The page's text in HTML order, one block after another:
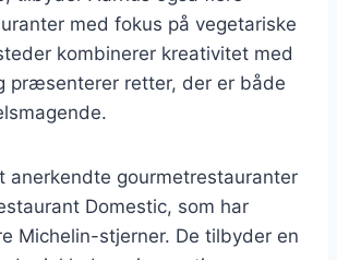
med fokus på vegetariske
kombinerer kreativitet med
præsenterer retter, der er både
anerkendte gourmetrestauranter
Domestic, som har
Michelin-stjerner. De tilbyder en